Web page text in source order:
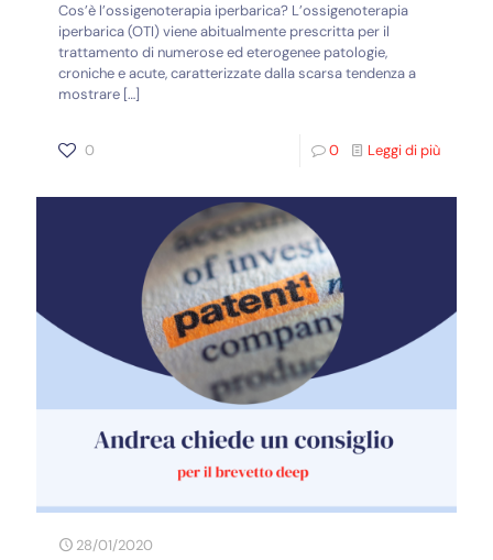
Cos’è l’ossigenoterapia iperbarica? L’ossigenoterapia
iperbarica (OTI) viene abitualmente prescritta per il
trattamento di numerose ed eterogenee patologie,
croniche e acute, caratterizzate dalla scarsa tendenza a
mostrare […]
0 0 Leggi di più
28/01/2020